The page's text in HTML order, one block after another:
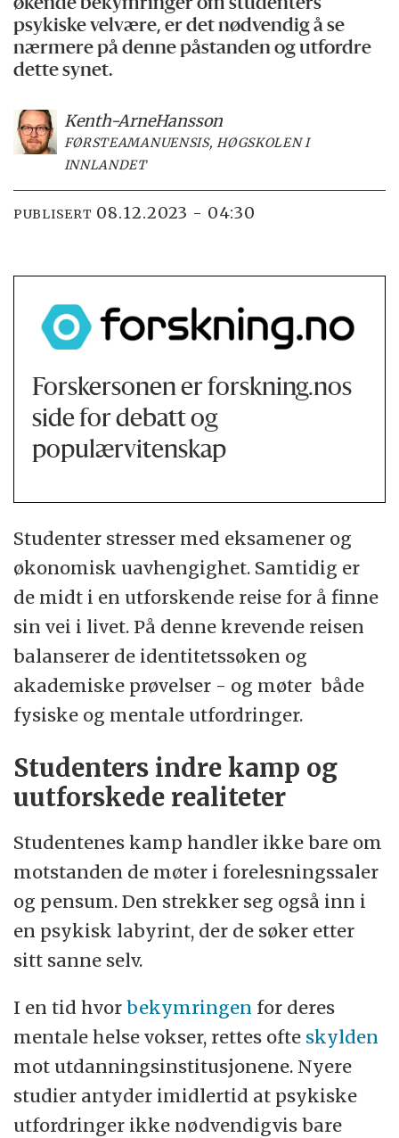
økende bekymringer om studenters
psykiske velvære, er det nødvendig å se
nærmere på denne påstanden og utfordre
dette synet.
Kenth-ArneHansson
FØRSTEAMANUENSIS, HØGSKOLEN I
INNLANDET
PUBLISERT 08.12.2023 - 04:30
Forskersonen er forskning.nos
side for debatt og
populærvitenskap
Studenter stresser med eksamener og
økonomisk uavhengighet. Samtidig er
de midt i en utforskende reise for å finne
sin vei i livet. På denne krevende reisen
balanserer de identitetssøken og
akademiske prøvelser - og møter både
fysiske og mentale utfordringer.
Studenters indre kamp og
uutforskede realiteter
Studentenes kamp handler ikke bare om
motstanden de møter i forelesningssaler
og pensum. Den strekker seg også inn i
en psykisk labyrint, der de søker etter
sitt sanne selv.
I en tid hvorbekymringen for deres
mentale helse vokser, rettes ofte skylden
mot utdanningsinstitusjonene. Nyere
studier antyder imidlertid at psykiske
utfordringer ikke nødvendigvis bare